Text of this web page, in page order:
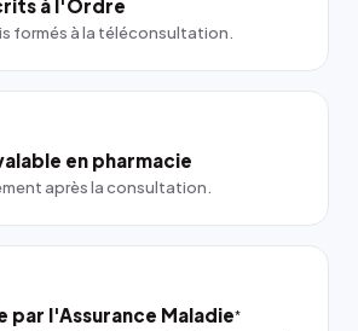
à l'Ordre
formés à la téléconsultation.
en pharmacie
après la consultation.
par l'Assurance Maladie*